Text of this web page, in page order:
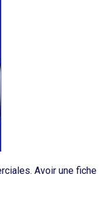
Avoir une fiche